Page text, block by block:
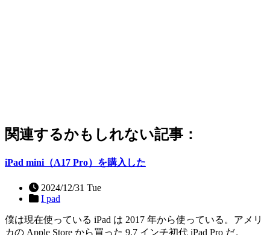
関連するかもしれない記事：
iPad mini（A17 Pro）を購入した
2024/12/31 Tue
I pad
僕は現在使っている iPad は 2017 年から使っている。アメリ
カの Apple Store から買った 9.7 インチ初代 iPad Pro だ。